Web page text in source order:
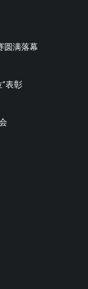
圆满落幕
表彰